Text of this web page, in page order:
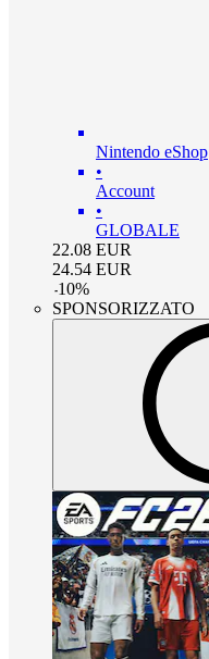
Nintendo eShop
•
Account
•
GLOBALE
22.08 EUR
24.54 EUR
-10%
SPONSORIZZATO